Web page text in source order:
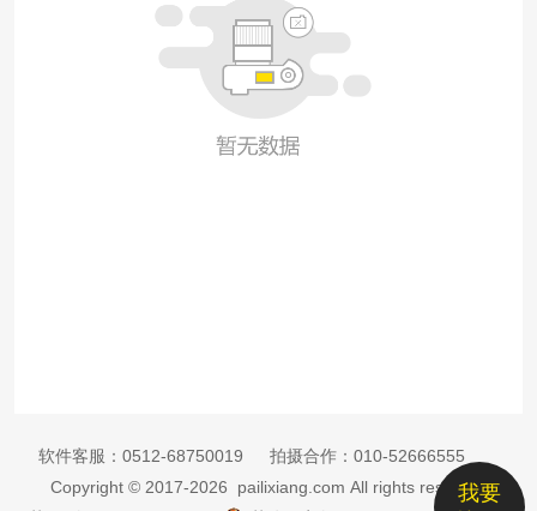
我要
软件客服： 0512-68750019 拍摄合作： 010-52666555
Copyright © 2017-2026 pailixiang.com All rights reserved